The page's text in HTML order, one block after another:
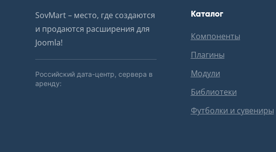
SovMart – место, где создаются
и продаются расширения для
Joomla!
Российский дата-центр, сервера в
аренду:
Каталог
Компоненты
Плагины
Модули
Библиотеки
Футболки и сувениры